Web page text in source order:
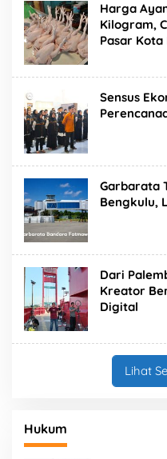
Harga
Kilogram,
Pasar
Sensus
Garbarata
Bengkulu,
Dari
Kreator
Digital
Lihat
Hukum